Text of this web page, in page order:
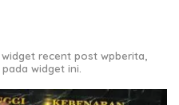
recent post wpberita,
widget ini.